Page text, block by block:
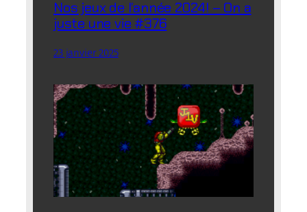
Nos jeux de l’année 2024! – On a
juste une vie #376
23 janvier 2025